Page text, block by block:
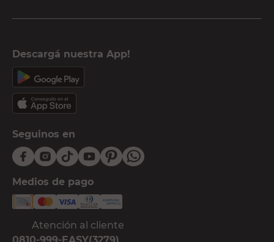
Descargá nuestra App!
Seguinos en
Medios de pago
Atención al cliente